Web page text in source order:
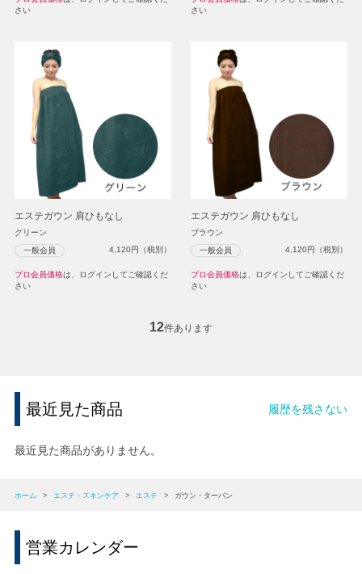
さい
さい
エステガウン 肩ひもなし
グリーン
一般会員 4,120円（税別）
プロ会員価格は、ログインしてご確認くだ
さい
エステガウン 肩ひもなし
ブラウン
一般会員 4,120円（税別）
プロ会員価格は、ログインしてご確認くだ
さい
12件あります
最近見た商品 履歴を残さない
最近見た商品がありません。
ホーム > エステ・スキンケア > エステ > ガウン・ターバン
営業カレンダー